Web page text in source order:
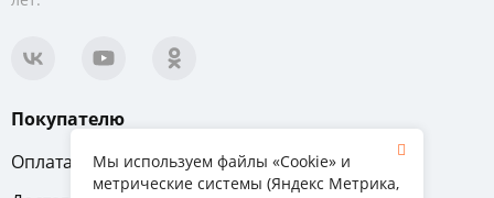
Покупателю
Оплата
Вопрос-ответ
Мы используем файлы «Cookie» и
метрические системы (Яндекс Метрика,